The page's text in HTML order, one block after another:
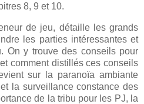
8, 9 et 10.
de jeu, détaille les grands
les parties intéressantes et
On y trouve des conseils pour
comment distillés ces conseils
sur la paranoïa ambiante
la surveillance constance des
de la tribu pour les PJ, la